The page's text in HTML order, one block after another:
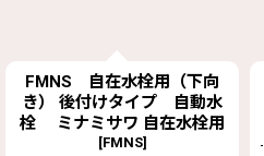
FMNS 自在水栓用（下向
き） 後付けタイプ 自動水
栓 ミナミサワ 自在水栓用
[FMNS]